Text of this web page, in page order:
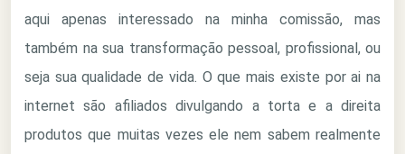
aqui apenas interessado na minha comissão, mas
também na sua transformação pessoal, profissional, ou
seja sua qualidade de vida. O que mais existe por ai na
internet são afiliados divulgando a torta e a direita
produtos que muitas vezes ele nem sabem realmente